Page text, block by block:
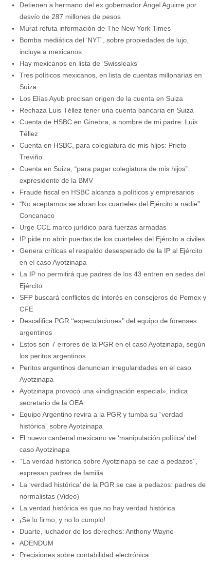
Detienen a hermano del ex gobernador Ángel Aguirre por
desvío de 287 millones de pesos
Murat refuta información de The New York Times
Bomba mediática del ‘NYT’, sobre propiedades de lujo,
incluye a mexicanos
Hay mexicanos en lista de ‘Swissleaks’
Tres políticos mexicanos, en lista de cuentas millonarias en
Suiza
Los Elías Ayub precisan origen de la cuenta en Suiza
Rechaza Luis Téllez tener una cuenta bancaria en Suiza
Cuenta de HSBC en Ginebra, a nombre de mi padre: Luis
Téllez
Cuenta en HSBC, para colegiatura de mis hijos: Prieto
Treviño
Cuenta en Suiza, “para pagar colegiatura de mis hijos”:
expresidente de la BMV
Fraude fiscal en HSBC alcanza a políticos y empresarios
“No aceptamos se abran los cuarteles del Ejército a nadie”:
Concanaco
Urge CCE marco jurídico para fuerzas armadas
IP pide no abrir puertas de los cuarteles del Ejército a civiles
Genera críticas el respaldo desesperado de la IP al Ejército
en el caso Ayotzinapa
La IP no permitirá que padres de los 43 entren en sedes del
Ejército
SFP buscará conflictos de interés en consejeros de Pemex y
CFE
Descalifica PGR ‘‘especulaciones’’ del equipo de forenses
argentinos
Estos son 7 errores de la PGR en el caso Ayotzinapa, según
los peritos argentinos
Peritos argentinos denuncian irregularidades en el caso
Ayotzinapa
Ayotzinapa provocó una «indignación especial», indica
secretario de la OEA
Equipo Argentino revira a la PGR y tumba su “verdad
histórica” sobre Ayotzinapa
El nuevo cardenal mexicano ve ‘manipulación política’ del
caso Ayotzinapa
‘‘La verdad histórica sobre Ayotzinapa se cae a pedazos’’,
expresan padres de familia
La ‘verdad histórica’ de la PGR se cae a pedazos: padres de
normalistas (Video)
La verdad histórica es que no hay verdad histórica
¡Se lo firmo, y no lo cumplo!
Duarte, luchador de los derechos: Anthony Wayne
ADENDUM
Precisiones sobre contabilidad electrónica